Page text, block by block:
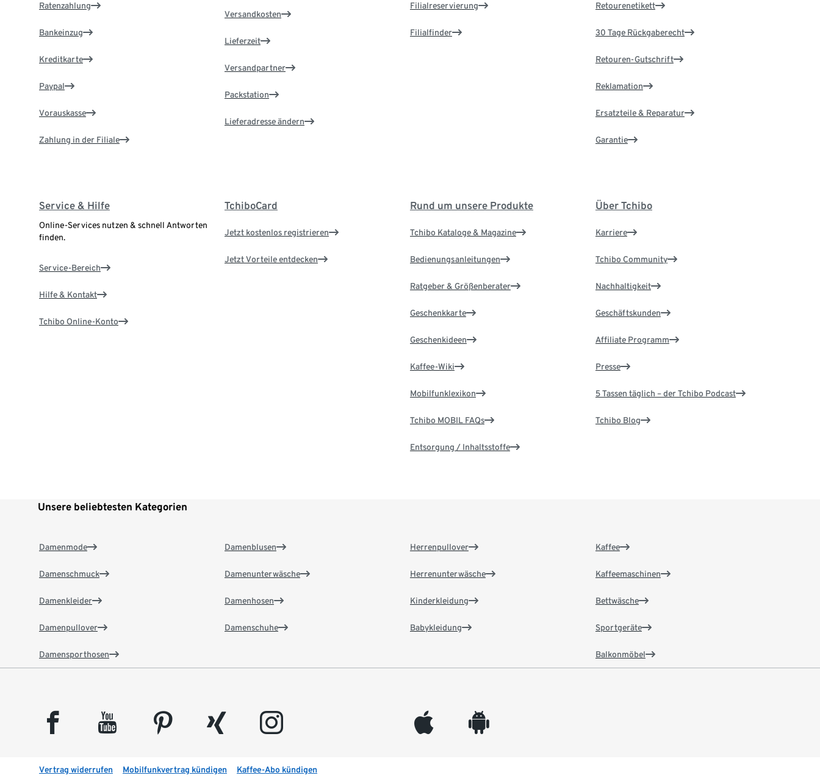
Ratenzahlung
Bankeinzug
Kreditkarte
Paypal
Vorauskasse
Zahlung in der Filiale
Versandkosten
Lieferzeit
Versandpartner
Packstation
Lieferadresse ändern
Filialreservierung
Filialfinder
Retourenetikett
30 Tage Rückgaberecht
Retouren-Gutschrift
Reklamation
Ersatzteile & Reparatur
Garantie
Service & Hilfe
Online-Services nutzen & schnell Antworten
finden.
Service-Bereich
Hilfe & Kontakt
Tchibo Online-Konto
TchiboCard
Jetzt kostenlos registrieren
Jetzt Vorteile entdecken
Rund um unsere Produkte
Tchibo Kataloge & Magazine
Bedienungsanleitungen
Ratgeber & Größenberater
Geschenkkarte
Geschenkideen
Kaffee-Wiki
Mobilfunklexikon
Tchibo MOBIL FAQs
Entsorgung / Inhaltsstoffe
Über Tchibo
Karriere
Tchibo Community
Nachhaltigkeit
Geschäftskunden
Affiliate Programm
Presse
5 Tassen täglich – der Tchibo Podcast
Tchibo Blog
Unsere beliebtesten Kategorien
Damenmode
Damenschmuck
Damenkleider
Damenpullover
Damensporthosen
Damenblusen
Damenunterwäsche
Damenhosen
Damenschuhe
Herrenpullover
Herrenunterwäsche
Kinderkleidung
Babykleidung
Kaffee
Kaffeemaschinen
Bettwäsche
Sportgeräte
Balkonmöbel
facebook youtube pinterest xing instagram appleinc android
Vertrag widerrufen Mobilfunkvertrag kündigen Kaffee-Abo kündigen